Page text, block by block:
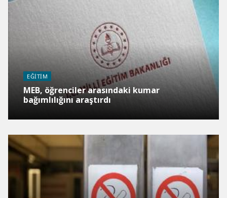
EĞITIM
MEB, öğrenciler arasındaki kumar
bağımlılığını araştırdı